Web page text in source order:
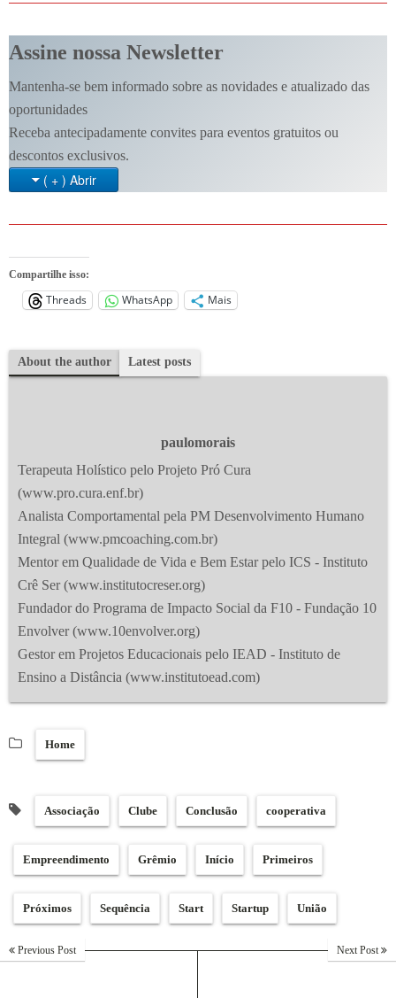
Assine nossa Newsletter
Mantenha-se bem informado sobre as novidades e atualizado das
oportunidades
Receba antecipadamente convites para eventos gratuitos ou
descontos exclusivos.
( + ) Abrir
Compartilhe isso:
Threads WhatsApp Mais
About the author Latest posts
paulomorais
Terapeuta Holístico pelo Projeto Pró Cura
(www.pro.cura.enf.br)
Analista Comportamental pela PM Desenvolvimento Humano
Integral (www.pmcoaching.com.br)
Mentor em Qualidade de Vida e Bem Estar pelo ICS - Instituto
Crê Ser (www.institutocreser.org)
Fundador do Programa de Impacto Social da F10 - Fundação 10
Envolver (www.10envolver.org)
Gestor em Projetos Educacionais pelo IEAD - Instituto de
Ensino a Distância (www.institutoead.com)
Home
Associação Clube Conclusão cooperativa
Empreendimento Grêmio Início Primeiros
Próximos Sequência Start Startup União
Previous Post Next Post